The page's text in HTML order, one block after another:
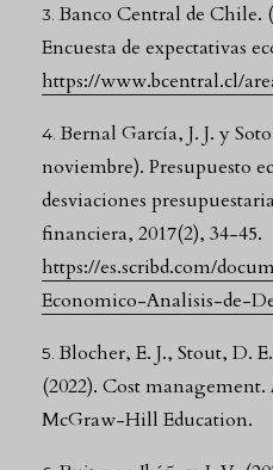
Banco Central de Chile.
Encuesta de expectativas
https://www.bcentral.cl/
Bernal García, J. J. y
noviembre). Presupuesto
desviaciones
financiera, 2017(2), 34-45.
https://es.scribd.com/
Economico-Analisis-de-
Blocher, E. J., Stout, D.
(2022). Cost management.
McGraw-Hill Education.